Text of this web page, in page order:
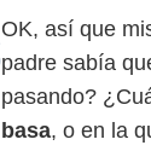
OK, así que
padre sabía
pasando?
basa, o en la